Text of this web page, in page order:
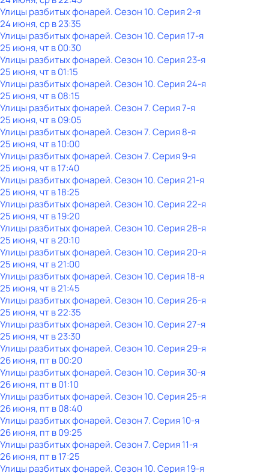
Улицы разбитых фонарей. Сезон 10. Серия 2-я
24 июня, ср в 23:35
Улицы разбитых фонарей. Сезон 10. Серия 17-я
25 июня, чт в 00:30
Улицы разбитых фонарей. Сезон 10. Серия 23-я
25 июня, чт в 01:15
Улицы разбитых фонарей. Сезон 10. Серия 24-я
25 июня, чт в 08:15
Улицы разбитых фонарей. Сезон 7. Серия 7-я
25 июня, чт в 09:05
Улицы разбитых фонарей. Сезон 7. Серия 8-я
25 июня, чт в 10:00
Улицы разбитых фонарей. Сезон 7. Серия 9-я
25 июня, чт в 17:40
Улицы разбитых фонарей. Сезон 10. Серия 21-я
25 июня, чт в 18:25
Улицы разбитых фонарей. Сезон 10. Серия 22-я
25 июня, чт в 19:20
Улицы разбитых фонарей. Сезон 10. Серия 28-я
25 июня, чт в 20:10
Улицы разбитых фонарей. Сезон 10. Серия 20-я
25 июня, чт в 21:00
Улицы разбитых фонарей. Сезон 10. Серия 18-я
25 июня, чт в 21:45
Улицы разбитых фонарей. Сезон 10. Серия 26-я
25 июня, чт в 22:35
Улицы разбитых фонарей. Сезон 10. Серия 27-я
25 июня, чт в 23:30
Улицы разбитых фонарей. Сезон 10. Серия 29-я
26 июня, пт в 00:20
Улицы разбитых фонарей. Сезон 10. Серия 30-я
26 июня, пт в 01:10
Улицы разбитых фонарей. Сезон 10. Серия 25-я
26 июня, пт в 08:40
Улицы разбитых фонарей. Сезон 7. Серия 10-я
26 июня, пт в 09:25
Улицы разбитых фонарей. Сезон 7. Серия 11-я
26 июня, пт в 17:25
Улицы разбитых фонарей. Сезон 10. Серия 19-я